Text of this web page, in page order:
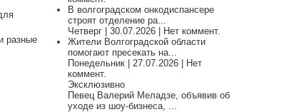
разные
В волгоградском онкодиспансере
строят отделение ра...
Четверг | 30.07.2026 | Нет коммент.
Жители Волгоградской области
помогают пресекать на...
Понедельник | 27.07.2026 | Нет
коммент.
Эксклюзивно
Певец Валерий Меладзе, объявив об
уходе из шоу-бизнеса, ...